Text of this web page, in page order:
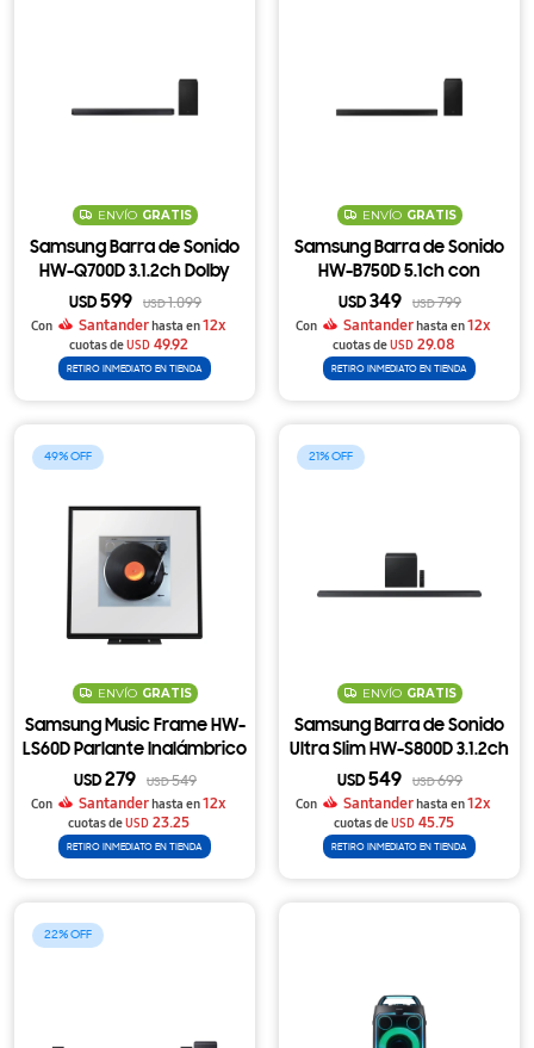
ENVÍO GRATIS
Samsung Barra de Sonido
HW-Q700D 3.1.2ch Dolby
Atmos con Subwoofer
Inalámbrico
USD 599 USD1.099
Con
Santanderhasta en12x
cuotas deUSD 49.92
RETIRO INMEDIATO EN TIENDA
ENVÍO GRATIS
Samsung Barra de Sonido
HW-B750D 5.1ch con
Subwoofer Inalámbrico y
DTS Virtual X
USD 349 USD799
Con
Santanderhasta en12x
cuotas deUSD 29.08
RETIRO INMEDIATO EN TIENDA
49
ENVÍO GRATIS
Samsung Music Frame HW-
LS60D Parlante Inalámbrico
con Diseño de Cuadro, Dolby
Atmos y Wi-Fi
USD 279 USD549
Con
Santanderhasta en12x
cuotas deUSD 23.25
RETIRO INMEDIATO EN TIENDA
21
ENVÍO GRATIS
Samsung Barra de Sonido
Ultra Slim HW-S800D 3.1.2ch
Dolby Atmos con Subwoofer
Inalámbrico
USD 549 USD699
Con
Santanderhasta en12x
cuotas deUSD 45.75
RETIRO INMEDIATO EN TIENDA
22